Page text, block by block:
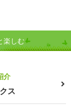
楽しむ
介
ス